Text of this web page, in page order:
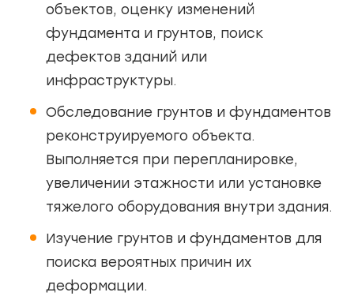
объектов, оценку изменений
фундамента и грунтов, поиск
дефектов зданий или
инфраструктуры.
Обследование грунтов и фундаментов
реконструируемого объекта.
Выполняется при перепланировке,
увеличении этажности или установке
тяжелого оборудования внутри здания.
Изучение грунтов и фундаментов для
поиска вероятных причин их
деформации.